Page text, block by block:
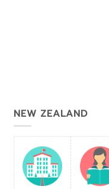
NEW ZEALAND